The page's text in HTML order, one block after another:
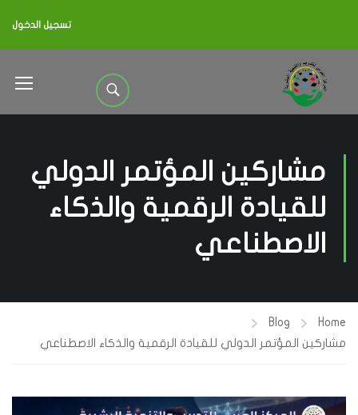
تسجيل الدخول
مشاركين المؤتمر الدولي
للقيادة الرقمية والذكاء
الاصطناعي
Home
Blog
مشاركين المؤتمر الدولي للقيادة الرقمية والذكاء الاصطناعي